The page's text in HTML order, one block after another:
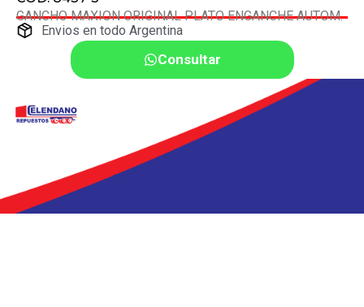
GANCHO MAXION ORIGINAL PLATO ENGANCHE AUTOM.
Envios en todo Argentina
Consultar